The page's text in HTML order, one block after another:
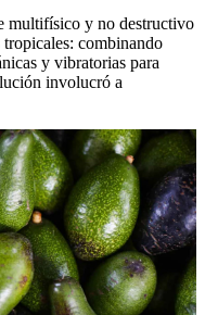
multifísico y no destructivo
combinando
y vibratorias para
involucró a